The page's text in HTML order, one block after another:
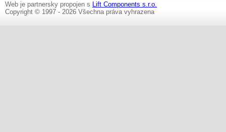
Web je partnersky propojen s Lift Components s.r.o.
Copyright © 1997 - 2026 Všechna práva vyhrazena